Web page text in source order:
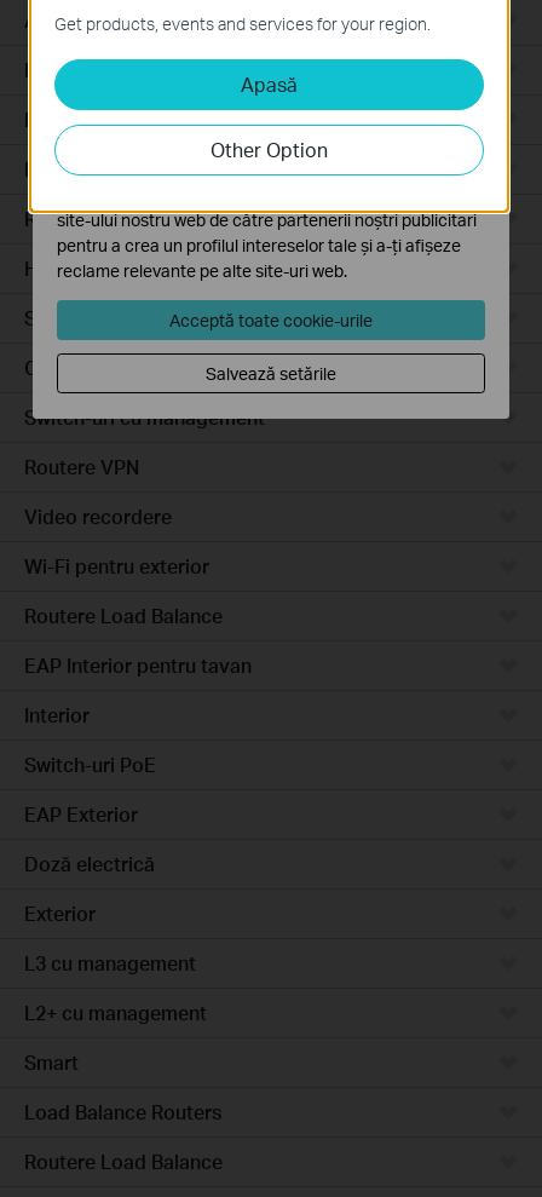
Access Pro
Routere prin cablu
Routere Wi-Fi
Routere 4G
Routere integrate
Hardware
Software
Camere video
Switch-uri cu management
Routere VPN
Video recordere
Wi-Fi pentru exterior
Routere Load Balance
EAP Interior pentru tavan
Interior
Switch-uri PoE
EAP Exterior
Doză electrică
Exterior
L3 cu management
L2+ cu management
Smart
Load Balance Routers
Routere Load Balance
Get products, events and services for your region.
Apasă
Other Option
Aceste cookie-uri sunt necesare pentru funcționarea
site-ului web și nu pot fi dezactivate în sistemele tale
Cookie-uri de analiză și marketing
Cookie-urile de analiză ne permit să analizăm activitățile
tale de pe site-ul nostru web a îmbunătăți și ajusta
funcționalitatea site-ului.
site-ului nostru web de către partenerii noștri publicitari
pentru a crea un profilul intereselor tale și a-ți afișeze
reclame relevante pe alte site-uri web.
Acceptă toate cookie-urile
Salvează setările